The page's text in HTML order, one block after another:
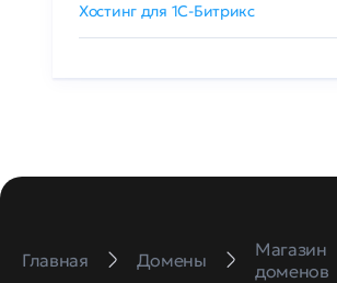
Хостинг для 1C-Битрикс
Главная Домены
Магазин
доменов